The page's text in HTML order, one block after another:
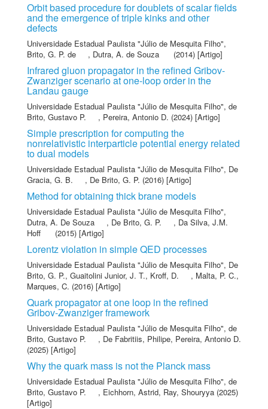
Orbit based procedure for doublets of scalar fields
and the emergence of triple kinks and other
defects
Universidade Estadual Paulista "Júlio de Mesquita Filho",
Brito, G. P. de
, Dutra, A. de Souza (2014) [Artigo]
Infrared gluon propagator in the refined Gribov-
Zwanziger scenario at one-loop order in the
Landau gauge
Universidade Estadual Paulista "Júlio de Mesquita Filho", de
Brito, Gustavo P.
, Pereira, Antonio D. (2024) [Artigo]
Simple prescription for computing the
nonrelativistic interparticle potential energy related
to dual models
Universidade Estadual Paulista "Júlio de Mesquita Filho", De
Gracia, G. B.
, De Brito, G. P. (2016) [Artigo]
Method for obtaining thick brane models
Universidade Estadual Paulista "Júlio de Mesquita Filho",
Dutra, A. De Souza
, De Brito, G. P. , Da Silva, J.M.
Hoff
(2015) [Artigo]
Lorentz violation in simple QED processes
Universidade Estadual Paulista "Júlio de Mesquita Filho", De
Brito, G. P., Guaitolini Junior, J. T., Kroff, D. , Malta, P. C.,
Marques, C. (2016) [Artigo]
Quark propagator at one loop in the refined
Gribov-Zwanziger framework
Universidade Estadual Paulista "Júlio de Mesquita Filho", de
Brito, Gustavo P.
, De Fabritiis, Philipe, Pereira, Antonio D.
(2025) [Artigo]
Why the quark mass is not the Planck mass
Universidade Estadual Paulista "Júlio de Mesquita Filho", de
Brito, Gustavo P.
, Eichhorn, Astrid, Ray, Shouryya (2025)
[Artigo]